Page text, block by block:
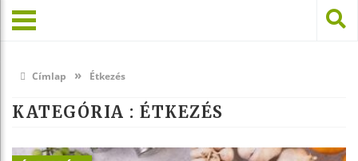
Címlap » Étkezés
KATEGÓRIA : ÉTKEZÉS